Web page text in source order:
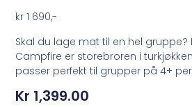
kr 1 690,-
Skal du lage mat til en hel gruppe?
Campfire er storebroren i
passer perfekt til grupper på 4+
Kr 1,399.00